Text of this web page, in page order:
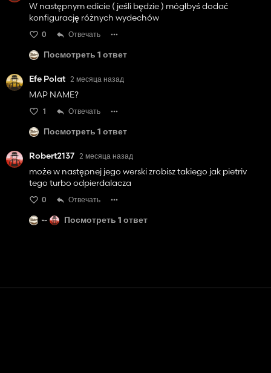
W następnym edicie ( jeśli będzie ) mógłbyś dodać
konfigurację różnych wydechów
0 Отвечать
Посмотреть 1 ответ
Efe Polat 2 месяца назад
MAP NAME?
1 Отвечать
Посмотреть 1 ответ
Robert2137 2 месяца назад
może w następnej jego werski zrobisz takiego jak pietriv
tego turbo odpierdalacza
0 Отвечать
Посмотреть 1 ответ